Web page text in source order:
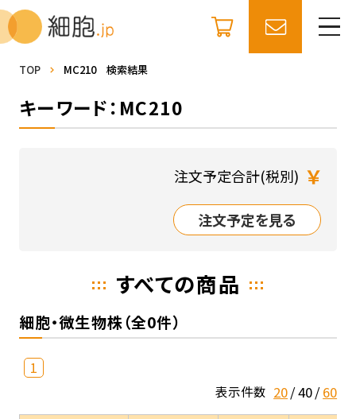
TOP MC210 検索結果
キーワード：MC210
注文予定合計(税別) ￥
注文予定を見る
すべての商品
細胞・微生物株（全0件）
1
表示件数 20 40 60